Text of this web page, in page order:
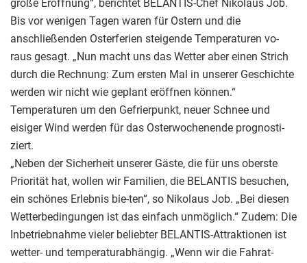
große Eröffnung“, berichtet BELANTIS-Chef Nikolaus Job.
Bis vor wenigen Tagen waren für Ostern und die
anschließenden Osterferien steigende Temperaturen vo-
raus gesagt. „Nun macht uns das Wetter aber einen Strich
durch die Rechnung: Zum ersten Mal in unserer Geschichte
werden wir nicht wie geplant eröffnen können.“
Temperaturen um den Gefrierpunkt, neuer Schnee und
eisiger Wind werden für das Osterwochenende prognosti-
ziert.
„Neben der Sicherheit unserer Gäste, die für uns oberste
Priorität hat, wollen wir Familien, die BELANTIS besuchen,
ein schönes Erlebnis bie-ten“, so Nikolaus Job. „Bei diesen
Wetterbedingungen ist das einfach unmöglich.“ Zudem: Die
Inbetriebnahme vieler beliebter BELANTIS-Attraktionen ist
wetter- und temperaturabhängig. „Wenn wir die Fahrat-